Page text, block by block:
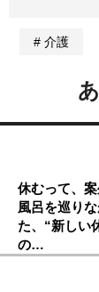
介護
休むって、
風呂を巡りな
た、“新しい
の…